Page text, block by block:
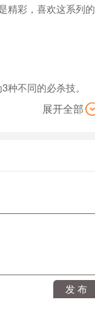
精彩，喜欢这系列的
不同的必杀技。
展开全部
发 布